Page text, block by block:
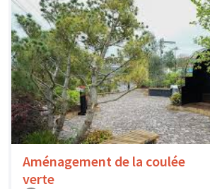
Aménagement de la coulée
verte